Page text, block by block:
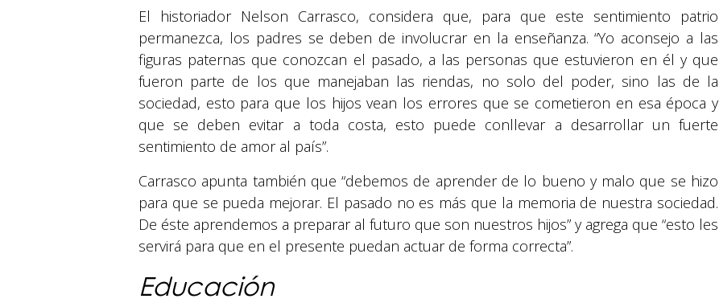
El historiador Nelson Carrasco, considera que, para que este sentimiento patrio
permanezca, los padres se deben de involucrar en la enseñanza. “Yo aconsejo a las
figuras paternas que conozcan el pasado, a las personas que estuvieron en él y que
fueron parte de los que manejaban las riendas, no solo del poder, sino las de la
sociedad, esto para que los hijos vean los errores que se cometieron en esa época y
que se deben evitar a toda costa, esto puede conllevar a desarrollar un fuerte
sentimiento de amor al país”.
Carrasco apunta también que “debemos de aprender de lo bueno y malo que se hizo
para que se pueda mejorar. El pasado no es más que la memoria de nuestra sociedad.
De éste aprendemos a preparar al futuro que son nuestros hijos” y agrega que “esto les
servirá para que en el presente puedan actuar de forma correcta”.
Educación